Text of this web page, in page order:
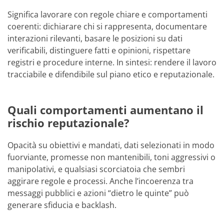
Significa lavorare con regole chiare e comportamenti
coerenti: dichiarare chi si rappresenta, documentare
interazioni rilevanti, basare le posizioni su dati
verificabili, distinguere fatti e opinioni, rispettare
registri e procedure interne. In sintesi: rendere il lavoro
tracciabile e difendibile sul piano etico e reputazionale.
Quali comportamenti aumentano il
rischio reputazionale?
Opacità su obiettivi e mandati, dati selezionati in modo
fuorviante, promesse non mantenibili, toni aggressivi o
manipolativi, e qualsiasi scorciatoia che sembri
aggirare regole e processi. Anche l’incoerenza tra
messaggi pubblici e azioni “dietro le quinte” può
generare sfiducia e backlash.